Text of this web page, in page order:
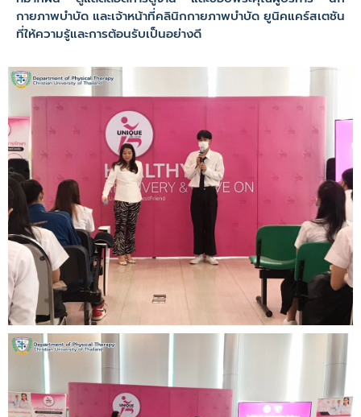
กายภาพบำบัด และเจ้าหน้าที่คลินิกกายภาพบำบัด ยูนิคแคร์สเตชัน
ที่ให้ความรู้และการต้อนรับเป็นอย่างดี